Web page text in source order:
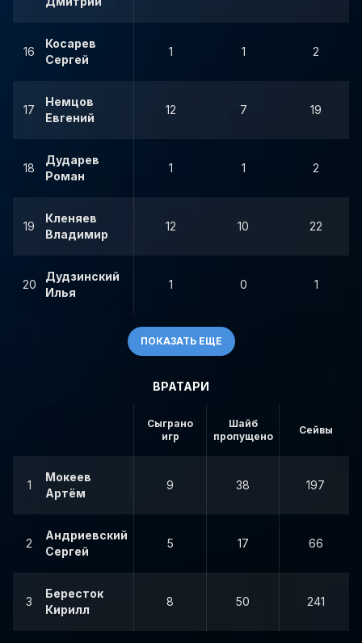
16
Косарев
Сергей
1 1 2
17
Немцов
Евгений
12 7 19
18
Дударев
Роман
1 1 2
19
Кленяев
Владимир
12 10 22
20
Дудзинский
Илья
1 0 1
ПОКАЗАТЬ ЕЩЕ
ВРАТАРИ
Сыграно
игр
Шайб
пропущено
Сейвы
1
Мокеев
Артём
9 38 197
2
Андриевский
Сергей
5 17 66
3
Бересток
Кирилл
8 50 241